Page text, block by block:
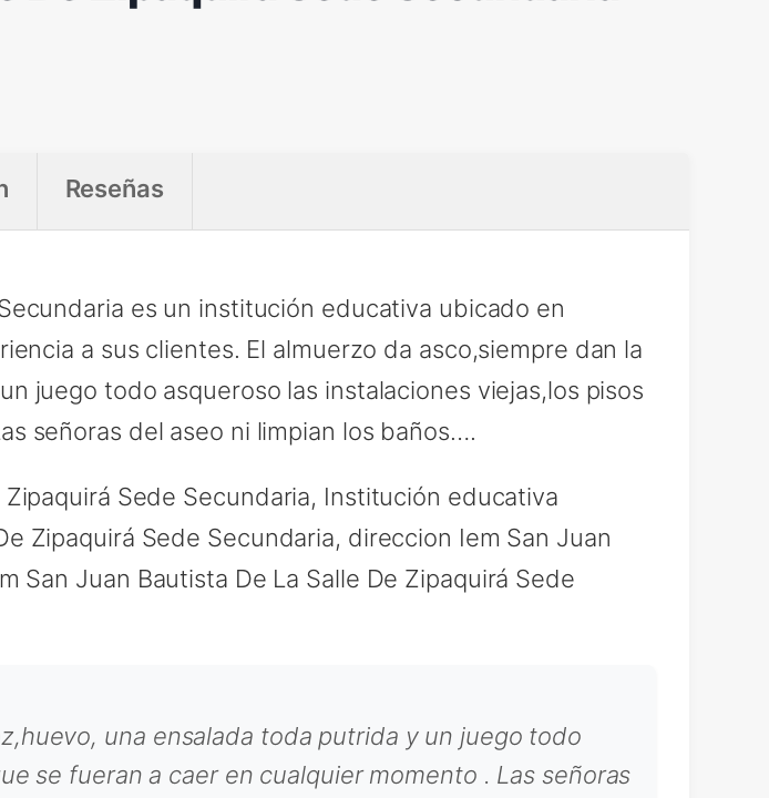
Reseñas
es un institución educativa ubicado en
a sus clientes. El almuerzo da asco,siempre dan la
juego todo asqueroso las instalaciones viejas,los pisos
señoras del aseo ni limpian los baños….
Sede Secundaria, Institución educativa
Zipaquirá Sede Secundaria, direccion Iem San Juan
San Juan Bautista De La Salle De Zipaquirá Sede
una ensalada toda putrida y un juego todo
se fueran a caer en cualquier momento . Las señoras